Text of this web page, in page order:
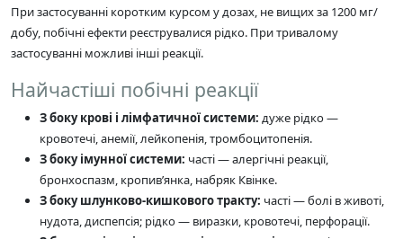
При застосуванні коротким курсом у дозах, не вищих за 1200 мг/
добу, побічні ефекти реєструвалися рідко. При тривалому
застосуванні можливі інші реакції.
Найчастіші побічні реакції
З боку крові і лімфатичної системи: дуже рідко —
кровотечі, анемії, лейкопенія, тромбоцитопенія.
З боку імунної системи: часті — алергічні реакції,
бронхоспазм, кропив’янка, набряк Квінке.
З боку шлунково-кишкового тракту: часті — болі в животі,
нудота, диспепсія; рідко — виразки, кровотечі, перфорації.